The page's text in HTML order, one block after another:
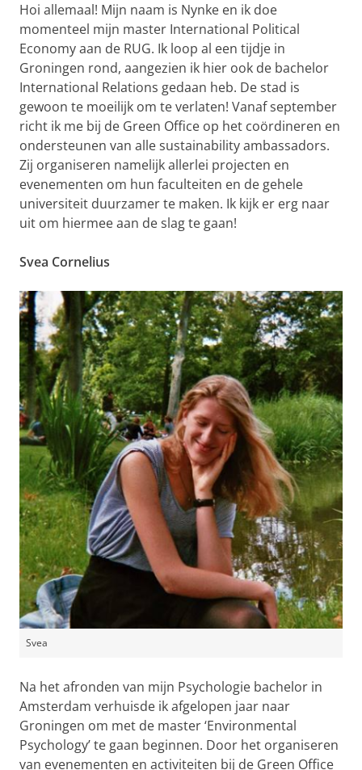
Hoi allemaal! Mijn naam is Nynke en ik doe
momenteel mijn master International Political
Economy aan de RUG. Ik loop al een tijdje in
Groningen rond, aangezien ik hier ook de bachelor
International Relations gedaan heb. De stad is
gewoon te moeilijk om te verlaten! Vanaf september
richt ik me bij de Green Office op het coördineren en
ondersteunen van alle sustainability ambassadors.
Zij organiseren namelijk allerlei projecten en
evenementen om hun faculteiten en de gehele
universiteit duurzamer te maken. Ik kijk er erg naar
uit om hiermee aan de slag te gaan!
Svea Cornelius
Svea
Na het afronden van mijn Psychologie bachelor in
Amsterdam verhuisde ik afgelopen jaar naar
Groningen om met de master ‘Environmental
Psychology’ te gaan beginnen. Door het organiseren
van evenementen en activiteiten bij de Green Office